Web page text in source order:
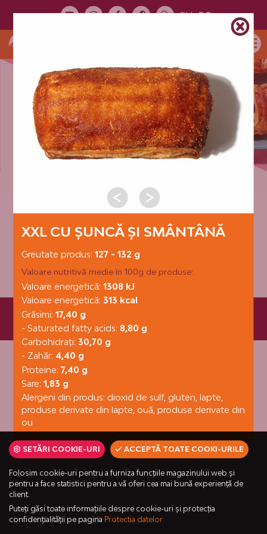
EN RO
PREZENTARE
PRODUSE
PRODUSE LA BUCATĂ
XXL CU ȘUNCĂ ȘI SMÂNTÂNĂ
Greutate produs: 127 - 132 g
Valoare nutritivă medie în 100g de produse:
Valoare energetică: 1308 kJ
Valoare energetică: 313 kcal
Grăsimi: 17,40 g
- Saturated fatty acids: 8,80 g
Carbohidraţi: 30,70 g
- Zahăr: 4,40 g
Proteine: 7,40 g
Sare: 1,83 g
Alergeni din produs: dioxid de sulf, gluten, lapte,
produse derivate din lapte, ouă, produse derivate din
ou
Fornetti Kft. © 6000 Kecskemét, Városföld 92. | +36 80/ 20
4525 | fornetti@fornetti.hu
SETĂRI COOKIE-URI ACCEPTĂ TOATE COOKI-URILE
Folosim cookie-uri pentru a furniza funcțiile magazinului web și
pentru a face statistici pentru a vă oferi cea mai bună experiență de
client.
Puteți găsi toate informațiile despre cookie-uri și protecția
confidențialității pe pagina Protectia datelor